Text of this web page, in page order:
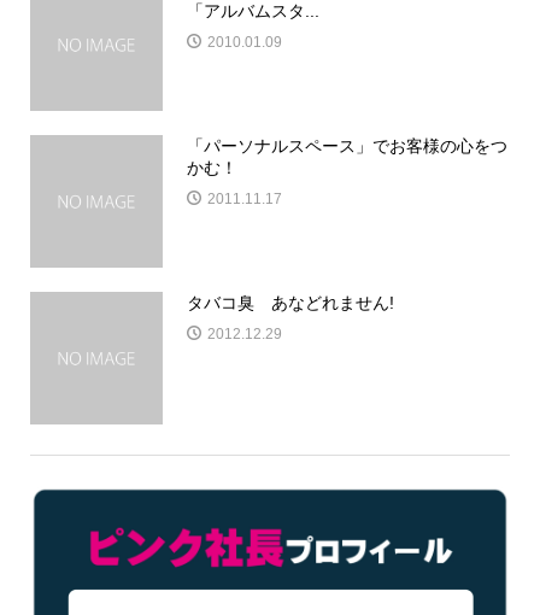
「アルバムスタ...
2010.01.09
「パーソナルスペース」でお客様の心をつ
かむ！
2011.11.17
タバコ臭 あなどれません!
2012.12.29